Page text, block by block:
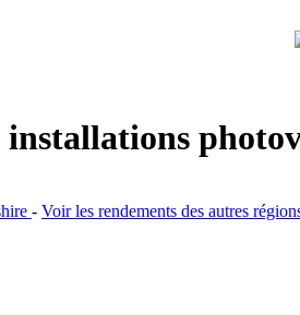
installations
- Voir les rendements des autres